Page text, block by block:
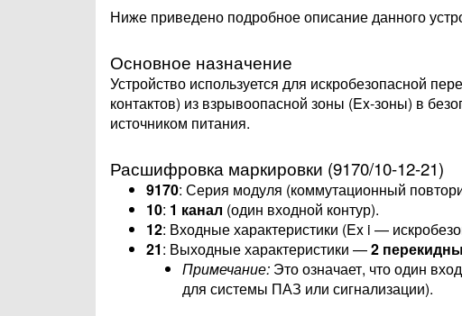
Ниже приведено подробное описание данного
Основное назначение
Устройство используется для искробезопасной
контактов) из взрывоопасной зоны (Ex-зоны) в
источником питания.
Расшифровка маркировки (9170/10-12-21)
9170: Серия модуля (коммутационный
10: 1 канал (один входной контур).
12: Входные характеристики (Ex i —
21: Выходные характеристики —2
Примечание: Это означает, что один
для системы ПАЗ или сигнализации).